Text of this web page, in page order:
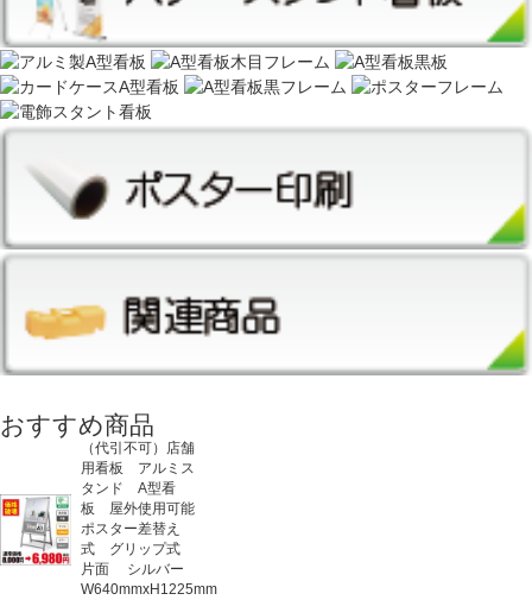
おすすめ商品
（代引不可）店舗
用看板 アルミス
タンド A型看
板 屋外使用可能
ポスター差替え
式 グリップ式
片面 シルバー
W640mmxH1225mm